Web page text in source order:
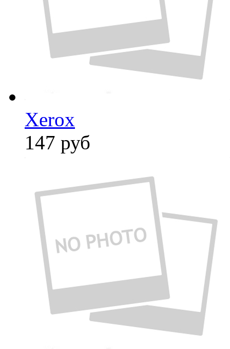
Xerox
147 руб